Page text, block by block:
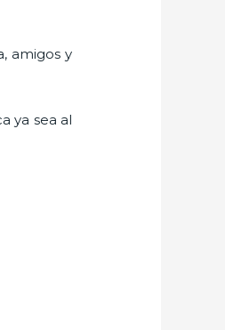
amigos y
ya sea al